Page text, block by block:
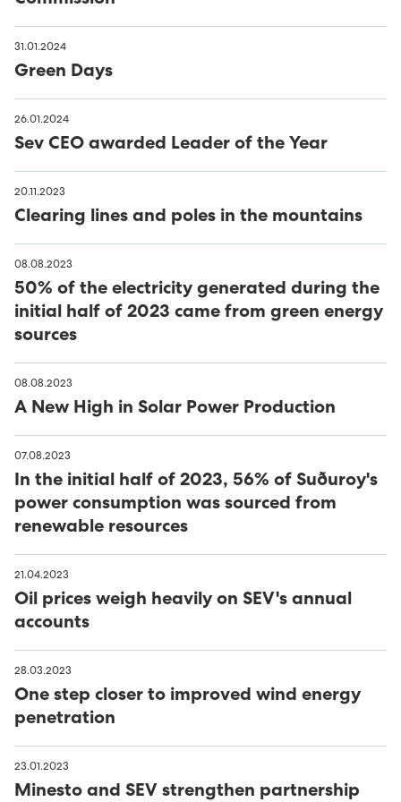
D1: Løgtingslógir
Summarstørv
Varaverkmeistari til Sundsverkið
Elektrikari til Sundsverkið
Maskinsmiðjulærlingur
Arbeiðsfólk til Sundsverkið
Elektrikari/elinnleggjari til eltøknideildina
Húsavørður til Sundsverkið
Montørur til rakstrardeildina hjá Sev
31.01.2024
Green Days
26.01.2024
Sev CEO awarded Leader of the Year
20.11.2023
Clearing lines and poles in the mountains
08.08.2023
50% of the electricity generated during the
initial half of 2023 came from green energy
sources
08.08.2023
A New High in Solar Power Production
07.08.2023
In the initial half of 2023, 56% of Suðuroy's
power consumption was sourced from
renewable resources
21.04.2023
Oil prices weigh heavily on SEV's annual
accounts
28.03.2023
One step closer to improved wind energy
penetration
23.01.2023
Minesto and SEV strengthen partnership